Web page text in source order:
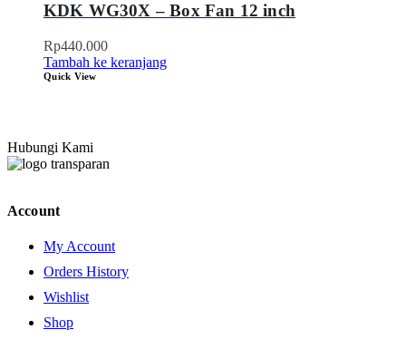
KDK WG30X – Box Fan 12 inch
Rp440.000
Tambah ke keranjang
Quick View
Hubungi Kami
Account
My Account
Orders History
Wishlist
Shop